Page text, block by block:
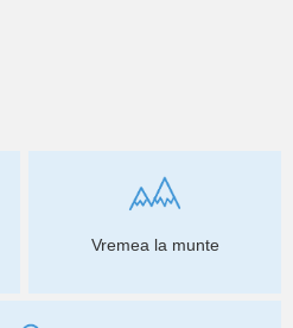
Vremea la munte